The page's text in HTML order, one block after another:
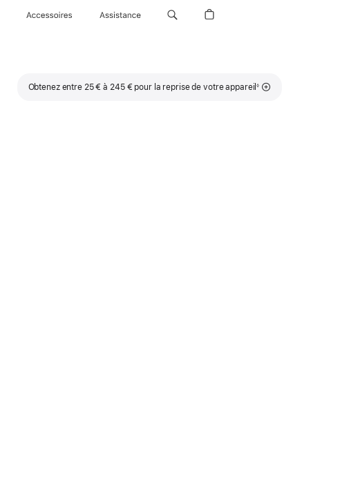
Accessoires Assistance
Obtenez entre 25 € à 245 € pour la reprise de votre appareil
Note
de
◊